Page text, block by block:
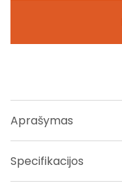
Aprašymas
Specifikacijos